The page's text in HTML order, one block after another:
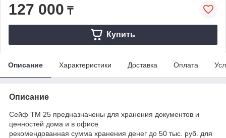
127 000 ₸
Купить
Описание Характеристики Доставка Оплата
Описание
Сейф ТМ 25 предназначены для хранения документов и
ценностей дома и в офисе
рекомендованная сумма хранения денег до 50 тыс. руб. для